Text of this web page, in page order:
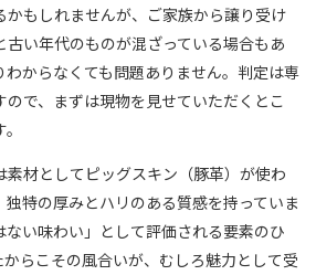
かもしれませんが、ご家族から譲り受け
古い年代のものが混ざっている場合もあ
わからなくても問題ありません。判定は専
で、まずは現物を見せていただくとこ
素材としてピッグスキン（豚革）が使わ
特の厚みとハリのある質感を持っていま
い味わい」として評価される要素のひ
からこその風合いが、むしろ魅力として受